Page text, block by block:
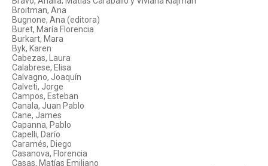
Broitman, Ana
Bugnone, Ana (editora)
Buret, María Florencia
Burkart, Mara
Byk, Karen
Cabezas, Laura
Calabrese, Elisa
Calvagno, Joaquín
Calveti, Jorge
Campos, Esteban
Canala, Juan Pablo
Cane, James
Capanna, Pablo
Capelli, Darío
Caramés, Diego
Casanova, Florencia
Casas, Matías Emiliano